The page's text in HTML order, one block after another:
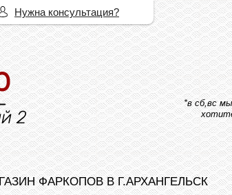
*в сб,вс
ФАРКОПОВ В Г.АРХАНГЕЛЬСК
Нужна консультация?